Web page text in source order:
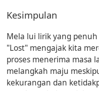
Kesimpulan
Mela lui lirik yang
"Lost" mengajak kita
proses menerima masa
melangkah maju
kekurangan dan